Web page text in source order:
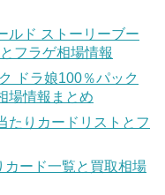
ルド ストーリーブー
フラゲ相場情報
ドラ娘100％パック
場情報まとめ
たりカードリストとフ
カード一覧と買取相場